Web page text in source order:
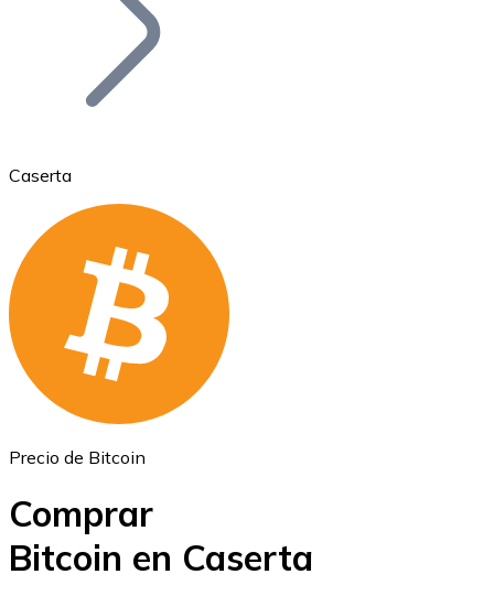
Ethereum
ETH
Caserta
Precio de Bitcoin
Comprar
Bitcoin en Caserta